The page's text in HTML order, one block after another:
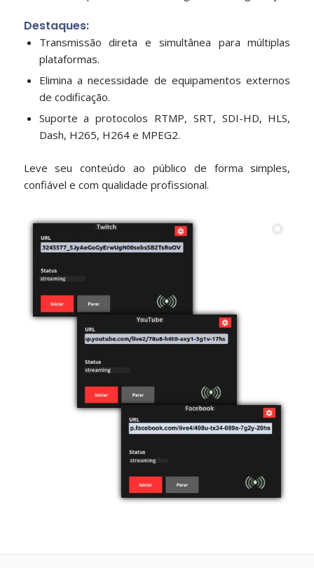
Destaques:
Transmissão direta e simultânea para múltiplas
plataformas.
Elimina a necessidade de equipamentos externos
de codificação.
Suporte a protocolos RTMP, SRT, SDI-HD, HLS,
Dash, H265, H264 e MPEG2.
Leve seu conteúdo ao público de forma simples,
confiável e com qualidade profissional.